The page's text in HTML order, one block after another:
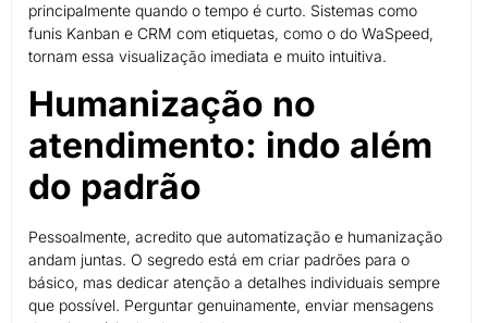
principalmente quando o tempo é curto. Sistemas como
funis Kanban e CRM com etiquetas, como o do WaSpeed,
tornam essa visualização imediata e muito intuitiva.
Humanização no
atendimento: indo além
do padrão
Pessoalmente, acredito que automatização e humanização
andam juntas. O segredo está em criar padrões para o
básico, mas dedicar atenção a detalhes individuais sempre
que possível. Perguntar genuinamente, enviar mensagens